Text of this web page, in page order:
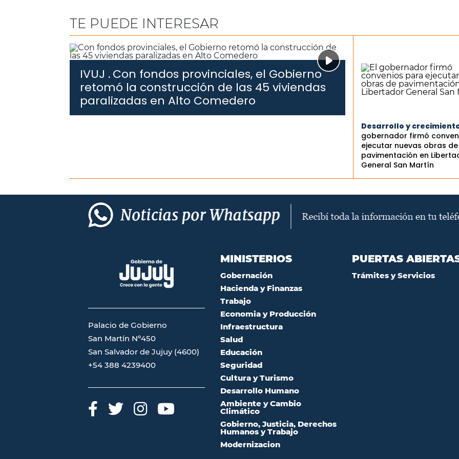
TE PUEDE INTERESAR
IVUJ .Con fondos provinciales, el Gobierno
retomó la construcción de las 45 viviendas
paralizadas en Alto Comedero
Desarrollo y
gobernador firmó
ejecutar nuevas obras de
pavimentación en
General San Martín
Palacio de Gobierno
San Martín Nº450
San Salvador de Jujuy (4600)
+54 388 4239400
MINISTERIOS
Gobernación
Hacienda y Finanzas
Trabajo
Economia y Producción
Infraestructura
Salud
Educación
Seguridad
Cultura y Turismo
Desarrollo Humano
Ambiente y Cambio
Climático
Gobierno, Justicia, Derechos
Humanos y Trabajo
Modernizacion
PUERTAS
Trámites y Servicios